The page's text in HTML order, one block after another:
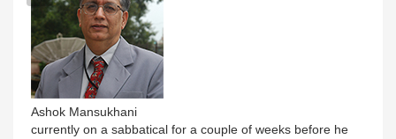
Ashok Mansukhani
currently on a sabbatical for a couple of weeks before he